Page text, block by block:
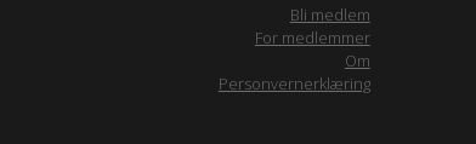
Bli medlem
For medlemmer
Om
Personvernerklæring